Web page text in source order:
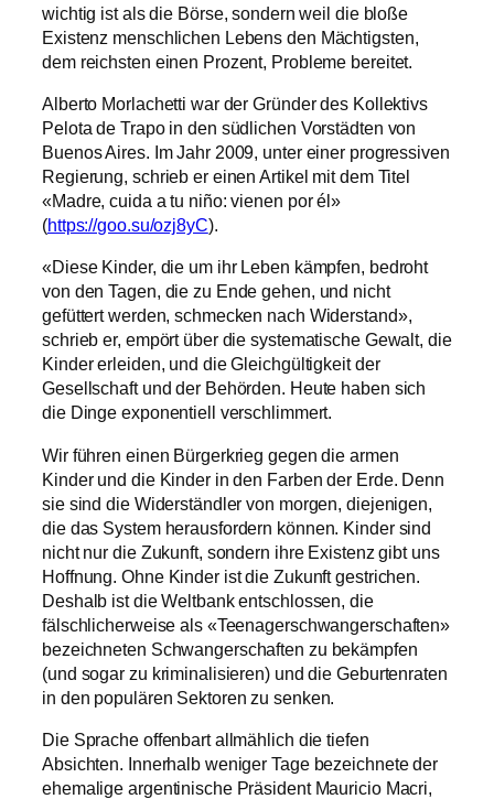
wichtig ist als die Börse, sondern weil die bloße
Existenz menschlichen Lebens den Mächtigsten,
dem reichsten einen Prozent, Probleme bereitet.
Alberto Morlachetti war der Gründer des Kollektivs
Pelota de Trapo in den südlichen Vorstädten von
Buenos Aires. Im Jahr 2009, unter einer progressiven
Regierung, schrieb er einen Artikel mit dem Titel
«Madre, cuida a tu niño: vienen por él»
(https://goo.su/ozj8yC).
«Diese Kinder, die um ihr Leben kämpfen, bedroht
von den Tagen, die zu Ende gehen, und nicht
gefüttert werden, schmecken nach Widerstand»,
schrieb er, empört über die systematische Gewalt, die
Kinder erleiden, und die Gleichgültigkeit der
Gesellschaft und der Behörden. Heute haben sich
die Dinge exponentiell verschlimmert.
Wir führen einen Bürgerkrieg gegen die armen
Kinder und die Kinder in den Farben der Erde. Denn
sie sind die Widerständler von morgen, diejenigen,
die das System herausfordern können. Kinder sind
nicht nur die Zukunft, sondern ihre Existenz gibt uns
Hoffnung. Ohne Kinder ist die Zukunft gestrichen.
Deshalb ist die Weltbank entschlossen, die
fälschlicherweise als «Teenagerschwangerschaften»
bezeichneten Schwangerschaften zu bekämpfen
(und sogar zu kriminalisieren) und die Geburtenraten
in den populären Sektoren zu senken.
Die Sprache offenbart allmählich die tiefen
Absichten. Innerhalb weniger Tage bezeichnete der
ehemalige argentinische Präsident Mauricio Macri,